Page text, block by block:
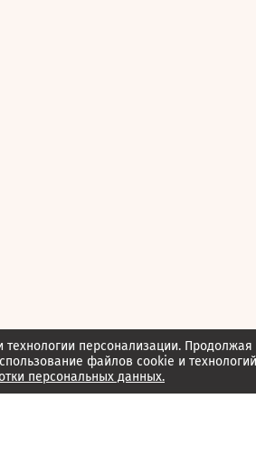
персонализации. Продолжая
файлов cookie и
персональных данных.